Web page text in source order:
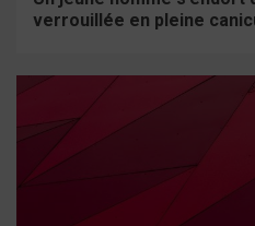
verrouillée en pleine